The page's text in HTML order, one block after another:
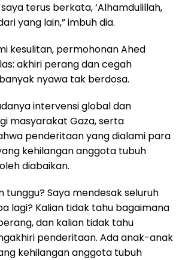
terus berkata, ‘Alhamdulillah,
yang lain,” imbuh dia.
kesulitan, permohonan Ahed
akhiri perang dan cegah
nyawa tak berdosa.
intervensi global dan
masyarakat Gaza, serta
penderitaan yang dialami para
kehilangan anggota tubuh
diabaikan.
tunggu? Saya mendesak seluruh
lagi? Kalian tidak tahu bagaimana
dan kalian tidak tahu
penderitaan. Ada anak-anak
kehilangan anggota tubuh